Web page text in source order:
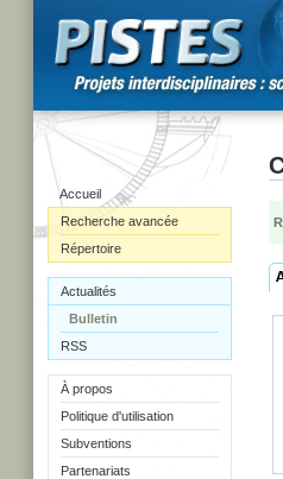
Accueil
Recherche avancée
Répertoire
Actualités
Bulletin
RSS
À propos
Politique d'utilisation
Subventions
Partenariats